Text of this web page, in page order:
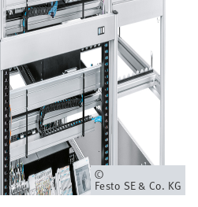
Eigentümer
Festo SE & Co. KG